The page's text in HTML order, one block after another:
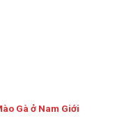
Gà ở Nam Giới